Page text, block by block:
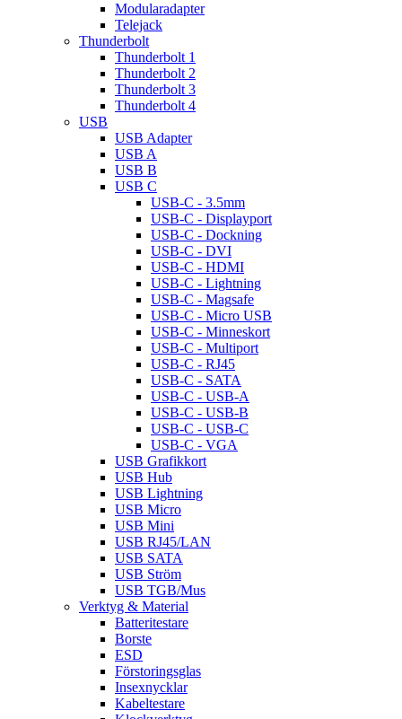
Modularadapter
Telejack
Thunderbolt
Thunderbolt 1
Thunderbolt 2
Thunderbolt 3
Thunderbolt 4
USB
USB Adapter
USB A
USB B
USB C
USB-C - 3.5mm
USB-C - Displayport
USB-C - Dockning
USB-C - DVI
USB-C - HDMI
USB-C - Lightning
USB-C - Magsafe
USB-C - Micro USB
USB-C - Minneskort
USB-C - Multiport
USB-C - RJ45
USB-C - SATA
USB-C - USB-A
USB-C - USB-B
USB-C - USB-C
USB-C - VGA
USB Grafikkort
USB Hub
USB Lightning
USB Micro
USB Mini
USB RJ45/LAN
USB SATA
USB Ström
USB TGB/Mus
Verktyg & Material
Batteritestare
Borste
ESD
Förstoringsglas
Insexnycklar
Kabeltestare